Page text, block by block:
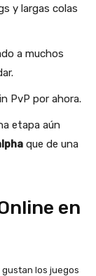
y largas colas
a muchos
PvP por ahora.
etapa aún
que de una
en
gustan los juegos